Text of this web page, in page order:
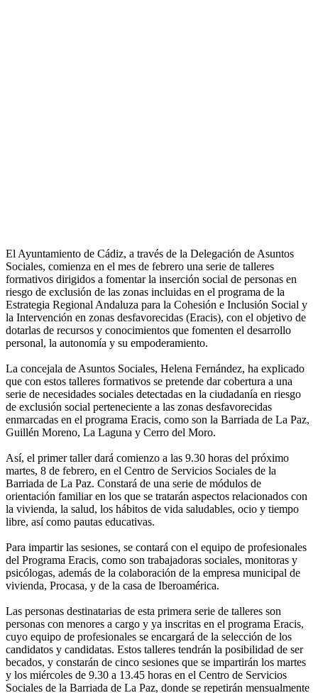
El Ayuntamiento de Cádiz, a través de la Delegación de Asuntos
Sociales, comienza en el mes de febrero una serie de talleres
formativos dirigidos a fomentar la inserción social de personas en
riesgo de exclusión de las zonas incluidas en el programa de la
Estrategia Regional Andaluza para la Cohesión e Inclusión Social y
la Intervención en zonas desfavorecidas (Eracis), con el objetivo de
dotarlas de recursos y conocimientos que fomenten el desarrollo
personal, la autonomía y su empoderamiento.
La concejala de Asuntos Sociales, Helena Fernández, ha explicado
que con estos talleres formativos se pretende dar cobertura a una
serie de necesidades sociales detectadas en la ciudadanía en riesgo
de exclusión social perteneciente a las zonas desfavorecidas
enmarcadas en el programa Eracis, como son la Barriada de La Paz,
Guillén Moreno, La Laguna y Cerro del Moro.
Así, el primer taller dará comienzo a las 9.30 horas del próximo
martes, 8 de febrero, en el Centro de Servicios Sociales de la
Barriada de La Paz. Constará de una serie de módulos de
orientación familiar en los que se tratarán aspectos relacionados con
la vivienda, la salud, los hábitos de vida saludables, ocio y tiempo
libre, así como pautas educativas.
Para impartir las sesiones, se contará con el equipo de profesionales
del Programa Eracis, como son trabajadoras sociales, monitoras y
psicólogas, además de la colaboración de la empresa municipal de
vivienda, Procasa, y de la casa de Iberoamérica.
Las personas destinatarias de esta primera serie de talleres son
personas con menores a cargo y ya inscritas en el programa Eracis,
cuyo equipo de profesionales se encargará de la selección de los
candidatos y candidatas. Estos talleres tendrán la posibilidad de ser
becados, y constarán de cinco sesiones que se impartirán los martes
y los miércoles de 9.30 a 13.45 horas en el Centro de Servicios
Sociales de la Barriada de La Paz, donde se repetirán mensualmente